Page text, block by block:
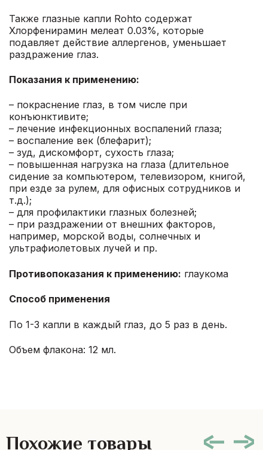
Также глазные капли Rohto содержат
Хлорфенирамин мелеат 0.03%, которые
подавляет действие аллергенов, уменьшает
раздражение глаз.
Показания к применению:
– покраснение глаз, в том числе при
кoнъюнктивите;
– лечение инфекционных воспалений глаза;
– воспаление век (блефарит);
– зуд, дискомфорт, сухость глаза;
– повышенная нагрузка на глаза (длительное
сидение за компьютером, телевизором, книгой,
при езде за рулем, для офисных сотрудников и
т.д.);
– для профилактики глазных болезней;
– при раздражении от внешних факторов,
например, морской воды, солнечных и
ультрафиолетовых лучей и пр.
Противопоказания к применению: глаукома
Способ применения
По 1-3 капли в каждый глаз, до 5 раз в день.
Объем флакона: 12 мл.